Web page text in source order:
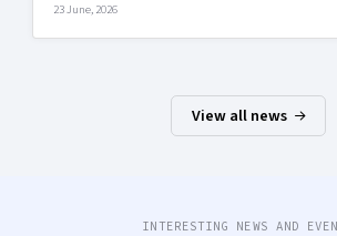
23 June, 2026
View all news
INTERESTING NEWS AND